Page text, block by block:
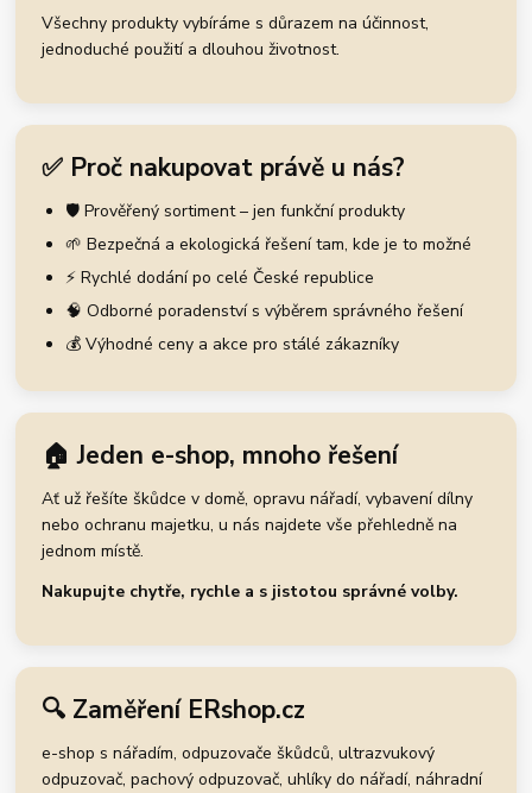
Všechny produkty vybíráme s důrazem na účinnost,
jednoduché použití a dlouhou životnost.
✅ Proč nakupovat právě u nás?
🛡️ Prověřený sortiment – jen funkční produkty
🌱 Bezpečná a ekologická řešení tam, kde je to možné
⚡ Rychlé dodání po celé České republice
🧠 Odborné poradenství s výběrem správného řešení
💰 Výhodné ceny a akce pro stálé zákazníky
🏠 Jeden e-shop, mnoho řešení
Ať už řešíte škůdce v domě, opravu nářadí, vybavení dílny
nebo ochranu majetku, u nás najdete vše přehledně na
jednom místě.
Nakupujte chytře, rychle a s jistotou správné volby.
🔍 Zaměření ERshop.cz
e-shop s nářadím, odpuzovače škůdců, ultrazvukový
odpuzovač, pachový odpuzovač, uhlíky do nářadí, náhradní